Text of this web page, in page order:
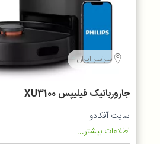
سراسر ایران
جارورباتیک فیلیپس XU3100
سایت آفکادو
اطلاعات بیشتر...